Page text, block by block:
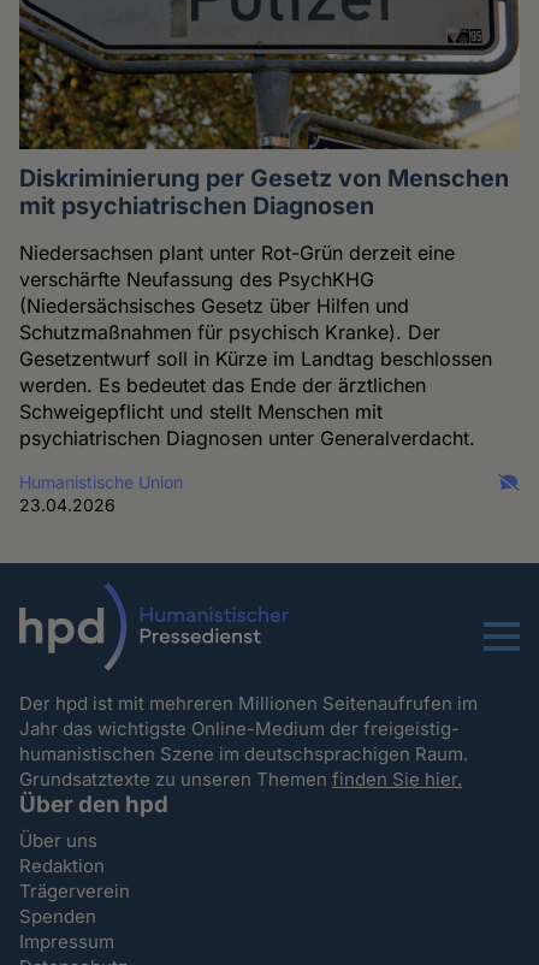
Diskriminierung per Gesetz von Menschen
mit psychiatrischen Diagnosen
Niedersachsen plant unter Rot-Grün derzeit eine
verschärfte Neufassung des PsychKHG
(Niedersächsisches Gesetz über Hilfen und
Schutzmaßnahmen für psychisch Kranke). Der
Gesetzentwurf soll in Kürze im Landtag beschlossen
werden. Es bedeutet das Ende der ärztlichen
Schweigepflicht und stellt Menschen mit
psychiatrischen Diagnosen unter Generalverdacht.
Humanistische Union
23.04.2026
Menu
Der hpd ist mit mehreren Millionen Seitenaufrufen im
Jahr das wichtigste Online-Medium der freigeistig-
humanistischen Szene im deutschsprachigen Raum.
Grundsatztexte zu unseren Themenfinden Sie hier.
Über den hpd
Über uns
Redaktion
Trägerverein
Spenden
Impressum